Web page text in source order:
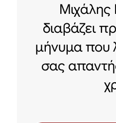
Μιχάλης
διαβάζει
μήνυμα που
σας